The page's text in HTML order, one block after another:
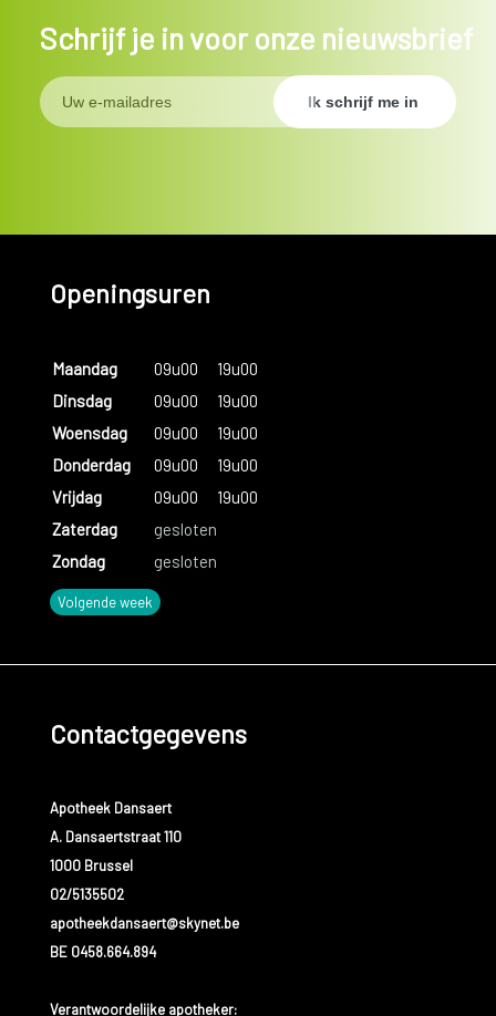
Schrijf je in voor onze nieuwsbrief
Openingsuren
Maandag 09u00
19u00
Dinsdag
09u00
19u00
Woensdag
09u00
19u00
Donderdag
09u00
19u00
Vrijdag
09u00
19u00
Zaterdag
gesloten
Zondag
gesloten
Volgende week
Contactgegevens
Apotheek Dansaert
A. Dansaertstraat 110
1000 Brussel
02/5135502
apotheekdansaert@skynet.be
BE 0458.664.894
Verantwoordelijke apotheker: